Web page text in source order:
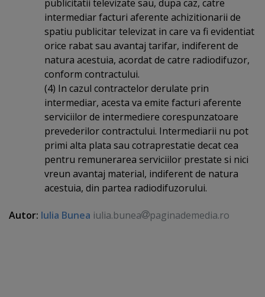
publicitatii televizate sau, dupa caz, catre
intermediar facturi aferente achizitionarii de
spatiu publicitar televizat in care va fi evidentiat
orice rabat sau avantaj tarifar, indiferent de
natura acestuia, acordat de catre radiodifuzor,
conform contractului.
(4) In cazul contractelor derulate prin
intermediar, acesta va emite facturi aferente
serviciilor de intermediere corespunzatoare
prevederilor contractului. Intermediarii nu pot
primi alta plata sau cotraprestatie decat cea
pentru remunerarea serviciilor prestate si nici
vreun avantaj material, indiferent de natura
acestuia, din partea radiodifuzorului.
Autor: Iulia Bunea iulia.bunea paginademedia.ro